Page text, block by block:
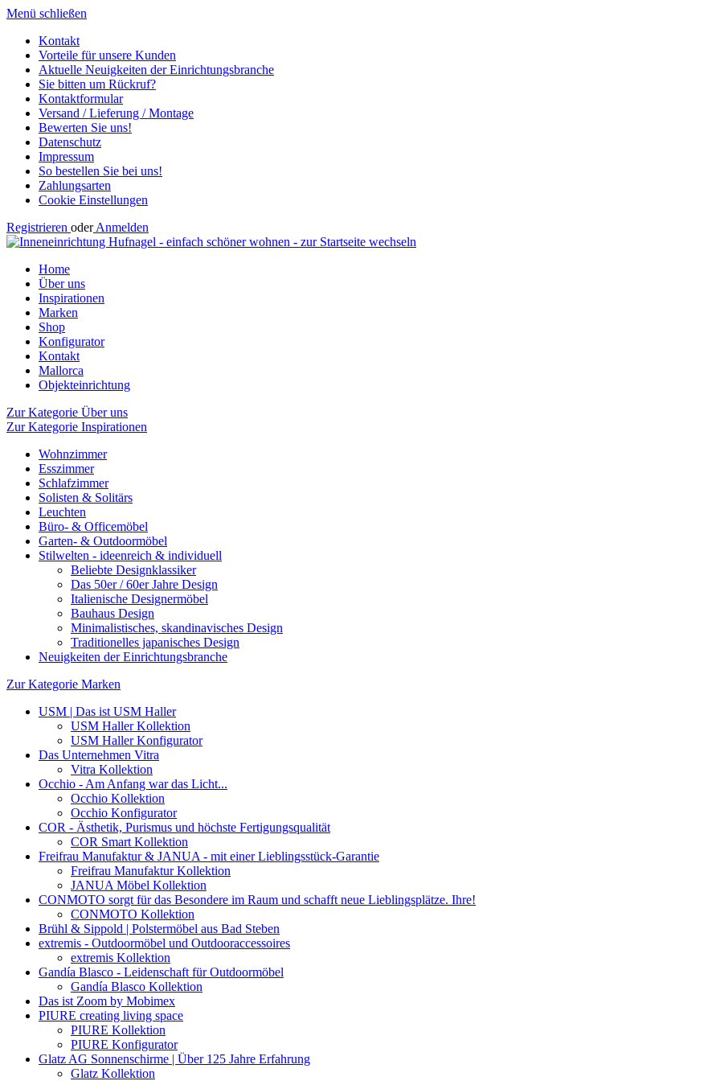
Menü schließen
Kontakt
Vorteile für unsere Kunden
Aktuelle Neuigkeiten der Einrichtungsbranche
Sie bitten um Rückruf?
Kontaktformular
Versand / Lieferung / Montage
Bewerten Sie uns!
Datenschutz
Impressum
So bestellen Sie bei uns!
Zahlungsarten
Cookie Einstellungen
Registrieren oderAnmelden
Home
Über uns
Inspirationen
Marken
Shop
Konfigurator
Kontakt
Mallorca
Objekteinrichtung
Zur Kategorie Über uns
Zur Kategorie Inspirationen
Wohnzimmer
Esszimmer
Schlafzimmer
Solisten & Solitärs
Leuchten
Büro- & Officemöbel
Garten- & Outdoormöbel
Stilwelten - ideenreich & individuell
Beliebte Designklassiker
Das 50er / 60er Jahre Design
Italienische Designermöbel
Bauhaus Design
Minimalistisches, skandinavisches Design
Traditionelles japanisches Design
Neuigkeiten der Einrichtungsbranche
Zur Kategorie Marken
USM | Das ist USM Haller
USM Haller Kollektion
USM Haller Konfigurator
Das Unternehmen Vitra
Vitra Kollektion
Occhio - Am Anfang war das Licht...
Occhio Kollektion
Occhio Konfigurator
COR - Ästhetik, Purismus und höchste Fertigungsqualität
COR Smart Kollektion
Freifrau Manufaktur & JANUA - mit einer Lieblingsstück-Garantie
Freifrau Manufaktur Kollektion
JANUA Möbel Kollektion
CONMOTO sorgt für das Besondere im Raum und schafft neue Lieblingsplätze. Ihre!
CONMOTO Kollektion
Brühl & Sippold | Polstermöbel aus Bad Steben
extremis - Outdoormöbel und Outdooraccessoires
extremis Kollektion
Gandía Blasco - Leidenschaft für Outdoormöbel
Gandía Blasco Kollektion
Das ist Zoom by Mobimex
PIURE creating living space
PIURE Kollektion
PIURE Konfigurator
Glatz AG Sonnenschirme | Über 125 Jahre Erfahrung
Glatz Kollektion